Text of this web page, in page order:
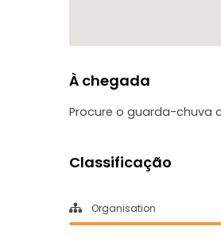
À chegada
Procure o guarda-chuva
Classificação
Organisation